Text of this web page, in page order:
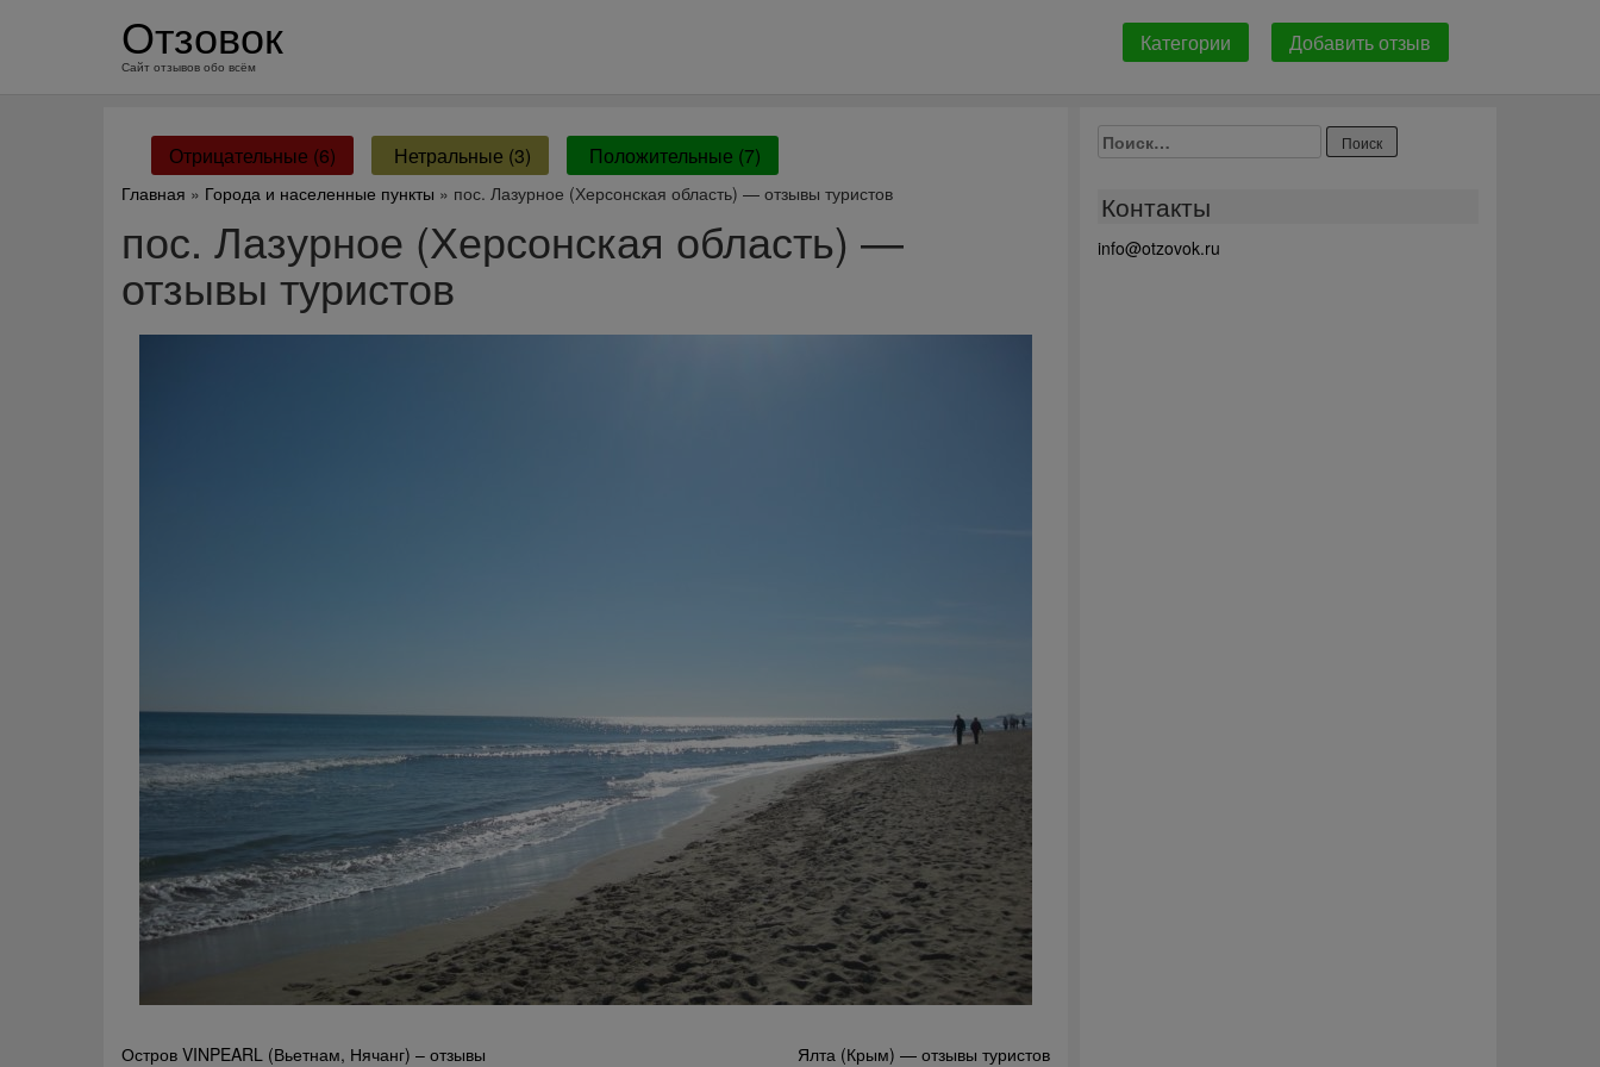
Отзовок
Сайт отзывов обо всём
Категории Добавить отзыв
Отрицательные (6) Нетральные (3) Положительные (7)
Главная » Города и населенные пункты » пос. Лазурное (Херсонская область) — отзывы туристов
пос. Лазурное (Херсонская область) —
отзывы туристов
Остров VINPEARL (Вьетнам, Нячанг) – отзывы Ялта (Крым) — отзывы туристов
Найти:
Контакты
info@otzovok.ru